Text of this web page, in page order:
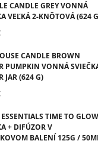
CANDLE GREY VONNÁ
VEĽKÁ 2-KNÔTOVÁ (624
CANDLE BROWN
PUMPKIN VONNÁ
JAR (624 G)
TIME TO GLOW
+ DIFÚZOR V
BALENÍ 125G /